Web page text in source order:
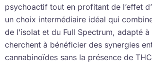
psychoactif tout en profitant de l’effet
un choix intermédiaire idéal qui
de l’isolat et du Full Spectrum, adapté
cherchent à bénéficier des synergies
cannabinoïdes sans la présence de